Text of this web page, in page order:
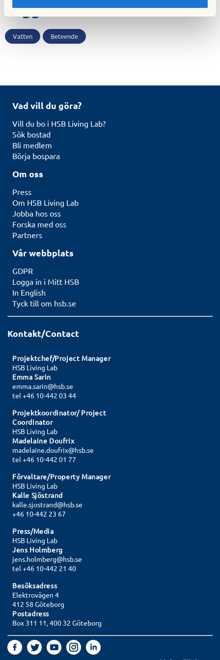
Taggar
Vatten Beteende
Vad vill du göra?
Vill du bo i HSB Living Lab?
Sök bostad
Bli medlem
Börja bospara
Om oss
Press
Om HSB Living Lab
Jobba hos oss
Forska med oss
Partners
Vår webbplats
GDPR
Logga in i Mitt HSB
In English
Tyck till om hsb.se
Kontakt/Contact
Projektchef/Project Manager
HSB Living Lab
Emma Sarin
emma.sarin@hsb.se
tel +46 10-442 03 44
Projektkoordinator/ Project
Coordinator
HSB Living Lab
Madelaine Doufrix
madelaine.doufrix@hsb.se
tel +46 10-442 01 77
Förvaltare/Property Manager
HSB Living Lab
Kalle Sjöstrand
kalle.sjostrand@hsb.se
+46 10-442 23 67
Press/Media
HSB Living Lab
Jens Holmberg
jens.holmberg@hsb.se
tel +46 10-442 21 40
Besöksadress
Elektrovägen 4
412 58 Göteborg
Postadress
Box 311 11, 400 32 Göteborg